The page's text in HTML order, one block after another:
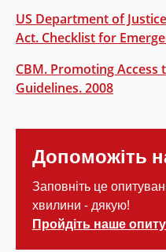
US Department of
Act. Checklist for
CBM. Promoting
Guidelines. 2008
Допоможіть
Заповніть це
хвилини - дякую!
Пройдіть наше